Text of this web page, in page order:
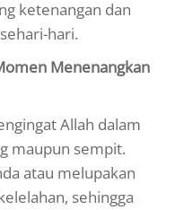
ketenangan dan
hari.
Menenangkan
Allah dalam
maupun sempit.
atau melupakan
sehingga